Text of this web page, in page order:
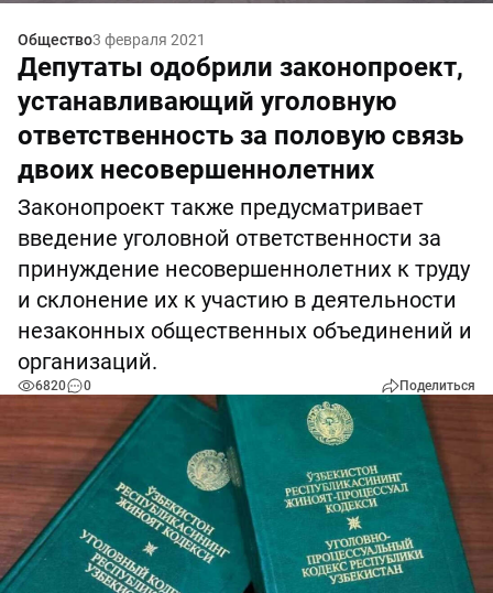
Общество3 февраля 2021
Депутаты одобрили законопроект,
устанавливающий уголовную
ответственность за половую связь
двоих несовершеннолетних
Законопроект также предусматривает
введение уголовной ответственности за
принуждение несовершеннолетних к труду
и склонение их к участию в деятельности
незаконных общественных объединений и
организаций.
6820 0 Поделиться